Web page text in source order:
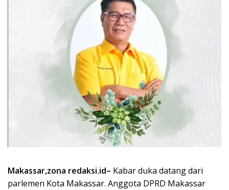
Makassar,zona redaksi.id– Kabar duka datang dari
parlemen Kota Makassar. Anggota DPRD Makassar